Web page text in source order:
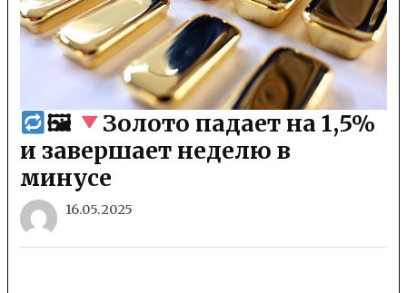
🖼
Золото падает на 1,5%
и завершает неделю в
минусе
16.05.2025